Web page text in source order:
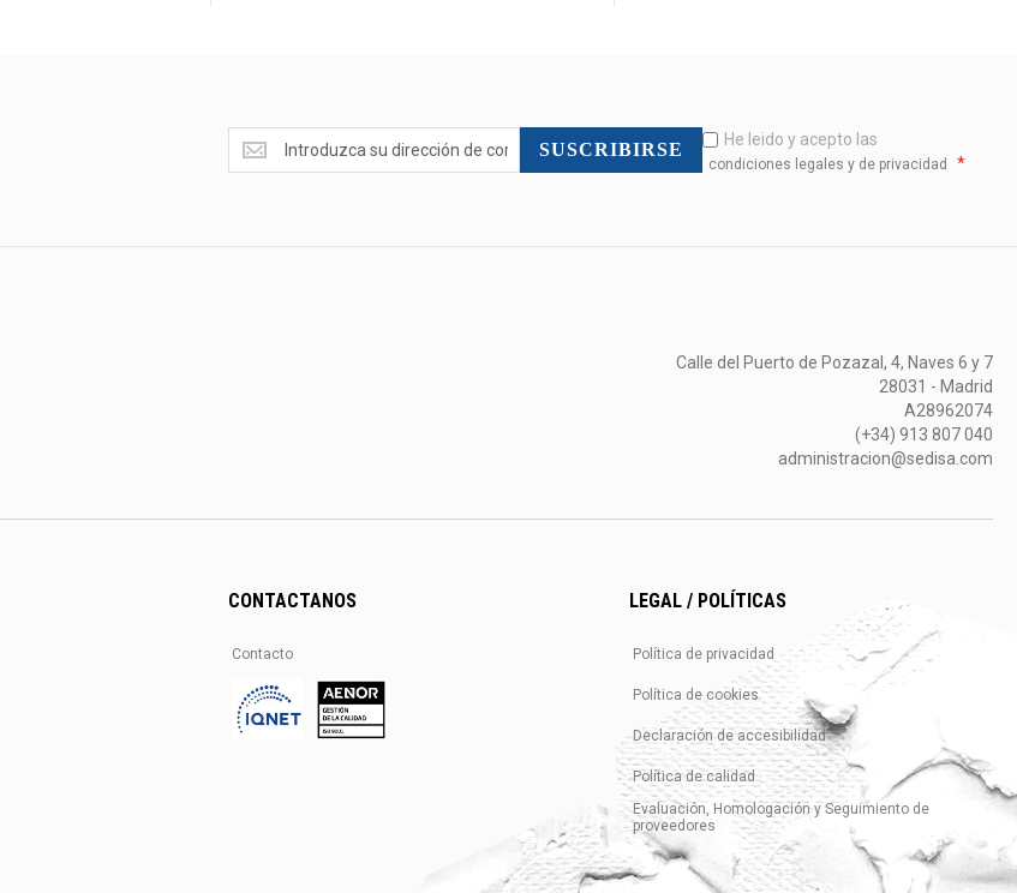
Ofertas
<br>Novedades
SUSCRIBIRSE He leido y acepto las
condiciones legales y de privacidad *
Calle del Puerto de Pozazal, 4, Naves 6 y 7
28031 - Madrid
A28962074
(+34) 913 807 040
administracion@sedisa.com
CONTACTANOS
Contacto
LEGAL / POLÍTICAS
Política de privacidad
Política de cookies
Declaración de accesibilidad
Política de calidad
Evaluación, Homologación y Seguimiento de
proveedores